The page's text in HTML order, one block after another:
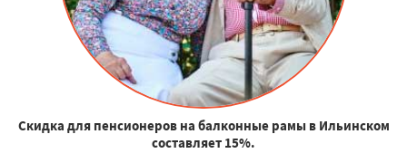
Скидка для пенсионеров на балконные рамы в Ильинском
составляет 15%.